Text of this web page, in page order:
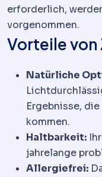
erforderlich,
vorgenommen.
Vorteile
Natürliche
Ergebnisse,
kommen.
Haltbarkeit:
jahrelange
Allergiefrei: